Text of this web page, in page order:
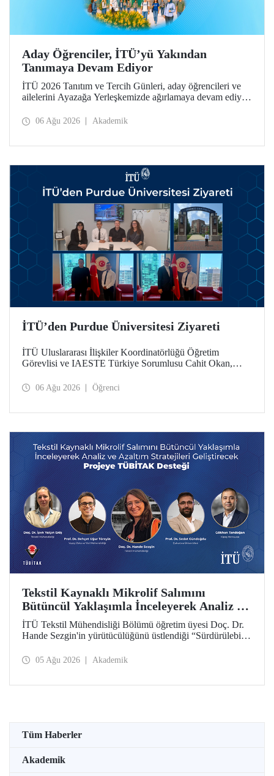
Aday Öğrenciler, İTÜ’yü Yakından
Tanımaya Devam Ediyor
İTÜ 2026 Tanıtım ve Tercih Günleri, aday öğrencileri ve
ailelerini Ayazağa Yerleşkemizde ağırlamaya devam ediyor.
ilgili fakülte ve birimler adaylara bilgi vermeye devam
06 Ağu 2026 Akademik
İTÜ’den Purdue Üniversitesi Ziyareti
İTÜ Uluslararası İlişkiler Koordinatörlüğü Öğretim
Görevlisi ve IAESTE Türkiye Sorumlusu Cahit Okan,
Temmuz tarihlerinde ABD’de dünyanın önde gelen
06 Ağu 2026 Öğrenci
Tekstil Kaynaklı Mikrolif Salımını
Bütüncül Yaklaşımla İnceleyerek Analiz ve
Azaltım Stratejileri Geliştirecek Projeye
TÜBİTAK Desteği
İTÜ Tekstil Mühendisliği Bölümü öğretim üyesi Doç. Dr.
Hande Sezgin'in yürütücülüğünü üstlendiği “Sürdürülebilir
Koşullarına Bağlı Mikrolif Salımı: Aşınma, UV Maruziyeti
05 Ağu 2026 Akademik
Tüm Haberler
Akademik